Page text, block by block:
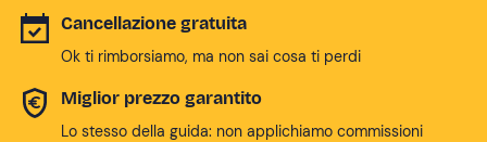
Cancellazione gratuita
Ok ti rimborsiamo, ma non sai cosa ti perdi
Miglior prezzo garantito
Lo stesso della guida: non applichiamo commissioni